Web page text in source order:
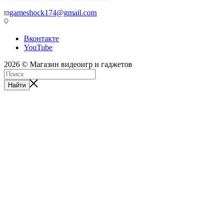
gameshock174@gmail.com
Вконтакте
YouTube
2026 © Магазин видеоигр и гаджетов
Найти